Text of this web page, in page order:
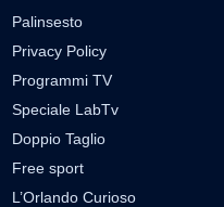
Palinsesto
Privacy Policy
Programmi TV
Speciale LabTv
Doppio Taglio
Free sport
L’Orlando Curioso